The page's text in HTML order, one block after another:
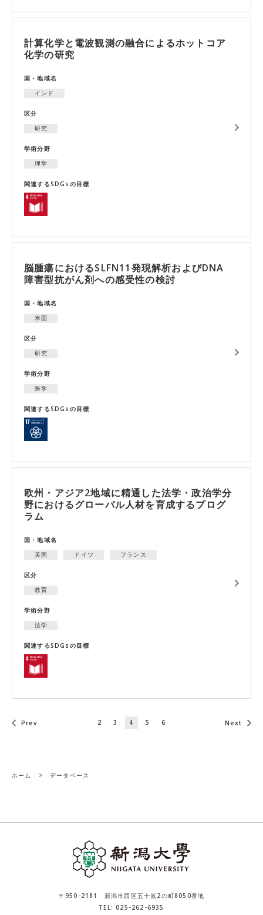
計算化学と電波観測の融合によるホットコア
化学の研究
国・地域名
インド
区分
研究
学術分野
理学
関連するSDGsの目標
脳腫瘍におけるSLFN11発現解析およびDNA
障害型抗がん剤への感受性の検討
国・地域名
米国
区分
研究
学術分野
医学
関連するSDGsの目標
欧州・アジア2地域に精通した法学・政治学分
野におけるグローバル人材を育成するプログ
ラム
国・地域名
英国
ドイツ フランス
区分
教育
学術分野
法学
関連するSDGsの目標
Prev 2 3 4 5 6 Next
ホーム > データベース
〒950-2181 新潟市西区五十嵐2の町8050番地
TEL: 025-262-6935